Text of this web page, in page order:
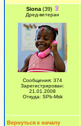
Siona(39)
Дред-ветеран
Сообщения: 374
Зарегистрирован:
21.01.2008
Откуда: SPb-Msk
Вернуться к началу